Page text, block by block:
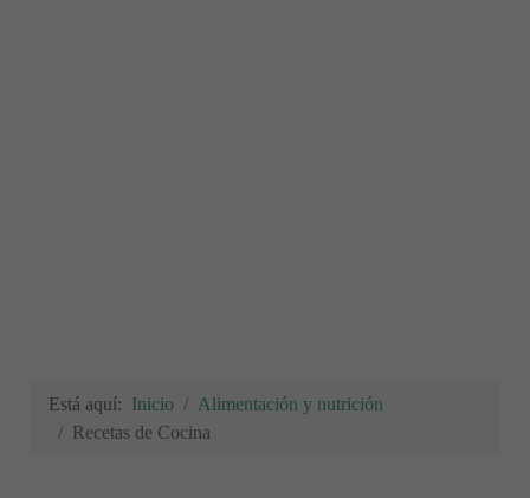
Está aquí: Inicio
Alimentación y nutrición
Recetas de Cocina